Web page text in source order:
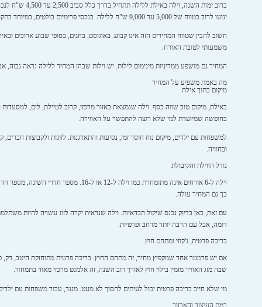
ברוב ימות
ינועו לרוב בטווח של 5,000 עד 9,000 ש"ח ללילה. בנכסי פרימיום בולטים, במיוחד בתקופות ביקוש, המחיר יכול לטפס גם ל-10,000 ש"ח ומעלה ללילה.
חשוב להבין שטווח המחירים הזה אינו קבוע. באוגוסט, בחגים, בסופי שבוע ארוכים
משמעותי לטובת האורח.
המחיר גם מושפע ממדיניות מינימום לילות. יש וילות שבהן המחיר ללילה נראה
מה באמת משפיע על המחיר
מיקום בתוך אילת
באילת, מיקום טוב שווה כסף. וילה שנמצאת באזור מרכזי, קרוב לטיילת, לים,
בחופשה שמיועדת למי שלא רוצה להתפשר על האווירה.
למשפחות עם ילדים, מיקום נוח חוסך זמן, נסיעות והתארגנות. לזוגות ולקבוצות
ובחוויה.
גודל הווילה והקיבולת
וילה ל-6 אורחים אינה מתומחרת כמו
כך גם המחיר עולה.
עם זאת, כאן בדיוק נכנס שיקול הכדאיות. וילה שנראית יקרה לזוג עשויה להיות
דומה, אבל עם הרבה יותר מרחב ופרטיות.
בריכה פרטית, ג'קוזי ומתחם חוץ
אם יש פרמטר אחד שמקפיץ מחיר, זה מתחם החוץ. בריכה פרטית מתוחזקת היטב, דק,
שבה מזג האוויר מזמין בילוי חוץ לאורך רוב השנה, זה אלמנט מרכזי מאוד בתמחור.
מי שלא חייב בריכה פרטית יכול לעיתים לחסוך לא מעט. מנגד, עבור משפחות עם
רמת העיצוב והאבזור